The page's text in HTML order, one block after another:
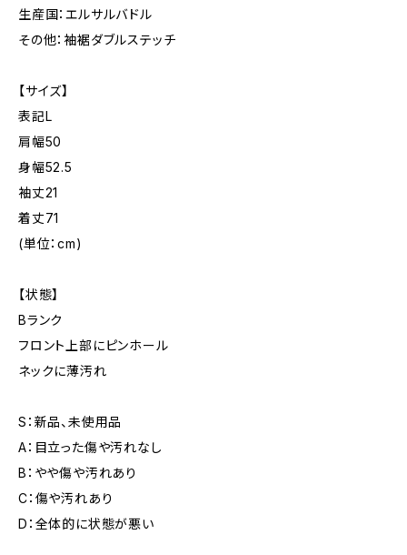
生産国：エルサルバドル
その他：袖裾ダブルステッチ
【サイズ】
表記L
肩幅50
身幅52.5
袖丈21
着丈71
(単位：cm)
【状態】
Bランク
フロント上部にピンホール
ネックに薄汚れ
S：新品、未使用品
A：目立った傷や汚れなし
B：やや傷や汚れあり
C：傷や汚れあり
D：全体的に状態が悪い